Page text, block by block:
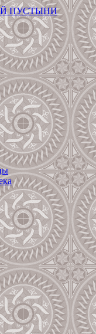
ПУСТЫНИ